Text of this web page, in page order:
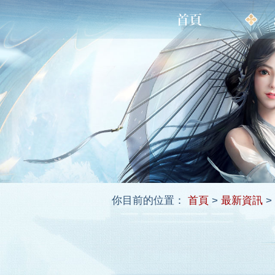
你目前的位置： 首頁 > 最新資訊 >